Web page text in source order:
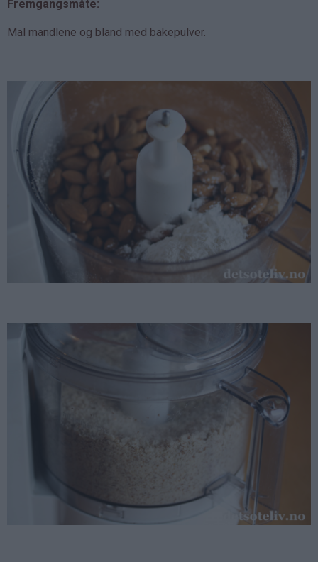
Fremgangsmåte:
Mal mandlene og bland med bakepulver.